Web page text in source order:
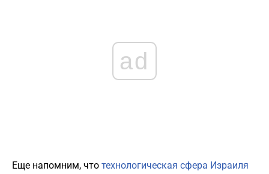
ad
Еще напомним, что технологическая сфера Израиля